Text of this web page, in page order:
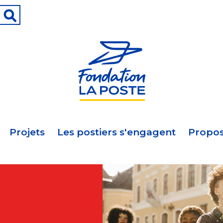
Projets Les postiers s'engagent